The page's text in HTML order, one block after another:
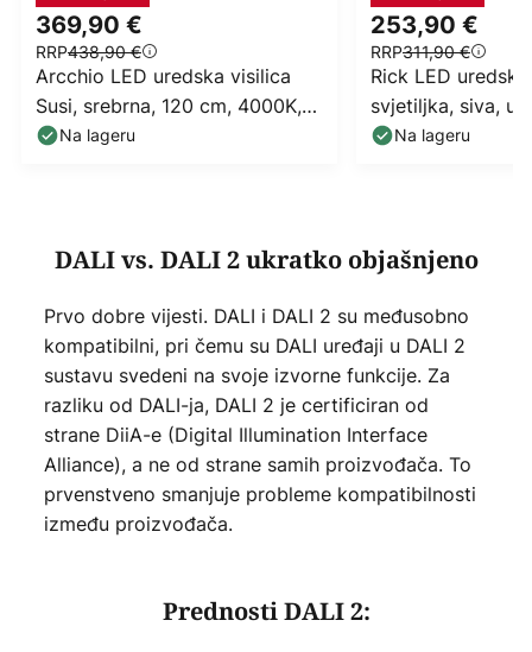
369,90 €
RRP438,90 €
Arcchio LED uredska visilica
Susi, srebrna, 120 cm, 4000K,
DALINa lageru
253,90 €
RRP311,90 €
Rick LED
svjetiljka, siva,
bijelaNa lageru
DALI vs. DALI 2 ukratko objašnjeno
Prvo dobre vijesti. DALI i DALI 2 su međusobno
kompatibilni, pri čemu su DALI uređaji u DALI 2
sustavu svedeni na svoje izvorne funkcije. Za
razliku od DALI-ja, DALI 2 je certificiran od
strane DiiA-e (Digital Illumination Interface
Alliance), a ne od strane samih proizvođača. To
prvenstveno smanjuje probleme kompatibilnosti
između proizvođača.
Prednosti DALI 2: